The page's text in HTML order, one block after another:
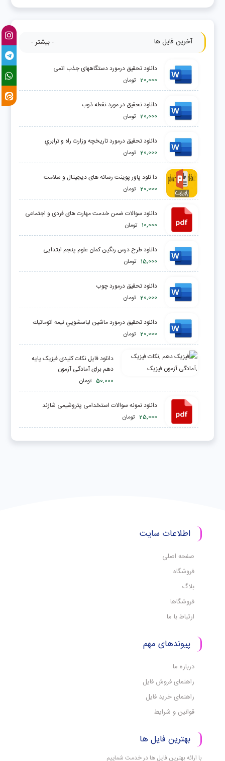
آخرین فایل ها - بیشتر -
دانلود تحقیق درمورد دستگاههای جذب اتمی
20,000 تومان
دانلود تحقیق در مورد نقطه ذوب
20,000 تومان
دانلود تحقیق درمورد تاريخچه وزارت راه و ترابري
20,000 تومان
دا نلود پاور پوینت رسانه های دیجیتال و سلامت
20,000 تومان
دانلود سوالات ضمن خدمت مهارت های فردی و اجتماعی
10,000 تومان
دانلود طرح درس رنگین کمان علوم پنجم ابتدایی
15,000 تومان
دانلود تحقیق درمورد چوب
20,000 تومان
دانلود تحقیق درمورد ماشين لباسشويي نيمه اتوماتيك
20,000 تومان
دانلود فایل نکات کلیدی فیزیک پایه
دهم برای آمادگی آزمون
50,000 تومان
دانلود نمونه سوالات استخدامی پتروشیمی شازند
25,000 تومان
اطلاعات سایت
صفحه اصلی
فروشگاه
بلاگ
فروشگاها
ارتباط با ما
پیوندهای مهم
درباره ما
راهنمای فروش فایل
راهنمای خرید فایل
قوانین و شرایط
بهترین فایل ها
با ارائه بهترین فایل ها در خدمت شماییم